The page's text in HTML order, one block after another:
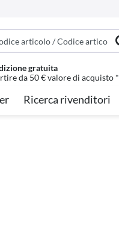
gratuita
da 50 € valore di acquisto *
Ricerca rivenditori